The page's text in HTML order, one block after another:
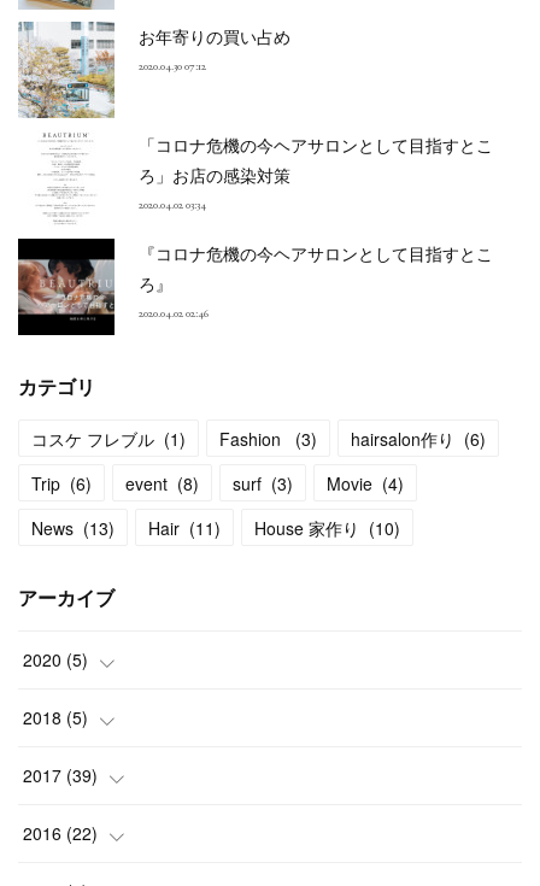
お年寄りの買い占め
2020.04.30 07:12
「コロナ危機の今ヘアサロンとして目指すとこ
ろ」お店の感染対策
2020.04.02 03:34
『コロナ危機の今ヘアサロンとして目指すとこ
ろ』
2020.04.02 02:46
カテゴリ
コスケ フレブル (1) Fashion (3) hairsalon作り (6)
Trip (6) event (8) surf (3) Movie (4)
News (13) Hair (11) House 家作り (10)
アーカイブ
2020 (5)
(1
(1)
(3)
2018 (5)
(2)
(1)
2017 (39)
(2)
2016 (22)